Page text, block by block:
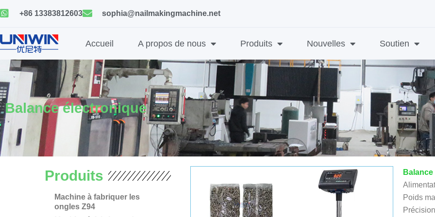
to
+86 13383812603 sophia@nailmakingmachine.net
Accueil A propos de nous Produits Nouvelles Soutien
Balance électronique
Produits
Machine à fabriquer les
ongles Z94
Poids